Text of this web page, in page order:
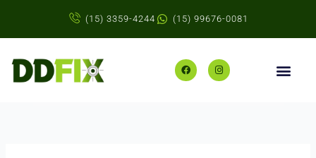
o
conteúdo
(15) 3359-4244 (15) 99676-0081
F
a
c
I
n
s